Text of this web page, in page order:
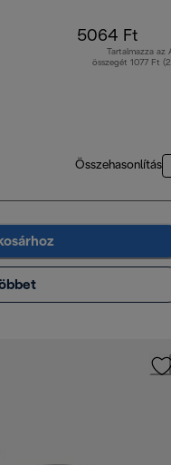
5064 Ft
Tartalmazza az
összegét 1077 Ft
Összehasonlítás